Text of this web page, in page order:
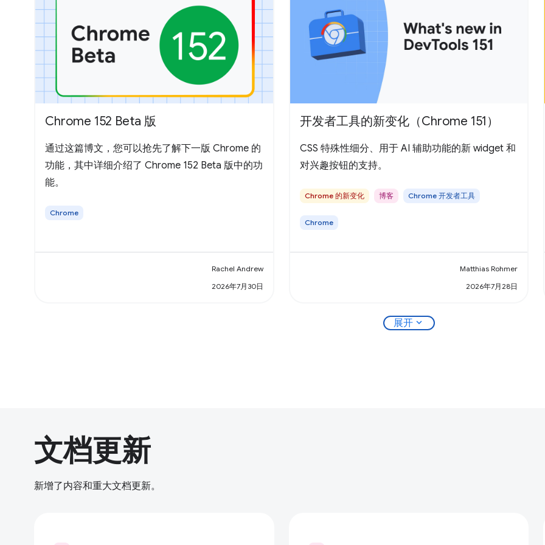
Chrome 152 Beta 版
通过这篇博文，您可以抢先了解下一版 Chrome 的
功能，其中详细介绍了 Chrome 152 Beta 版中的功
能。
Chrome
Rachel Andrew
2026年7月30日
开发者工具的新变化（Chrome 151）
CSS 特殊性细分、用于 AI 辅助功能的新 widget 和
对兴趣按钮的支持。
Chrome 的新变化 博客 Chrome 开发者工具
Chrome
Matthias Rohmer
2026年7月28日
展开 expand_more
文档更新
新增了内容和重大文档更新。